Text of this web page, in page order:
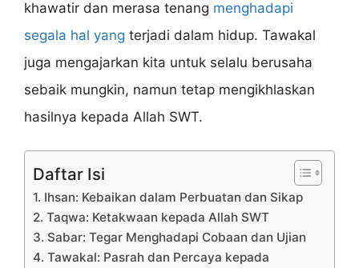
khawatir dan merasa tenang menghadapi
segala hal yang terjadi dalam hidup. Tawakal
juga mengajarkan kita untuk selalu berusaha
sebaik mungkin, namun tetap mengikhlaskan
hasilnya kepada Allah SWT.
Daftar Isi
1. Ihsan: Kebaikan dalam Perbuatan dan Sikap
2. Taqwa: Ketakwaan kepada Allah SWT
3. Sabar: Tegar Menghadapi Cobaan dan Ujian
4. Tawakal: Pasrah dan Percaya kepada